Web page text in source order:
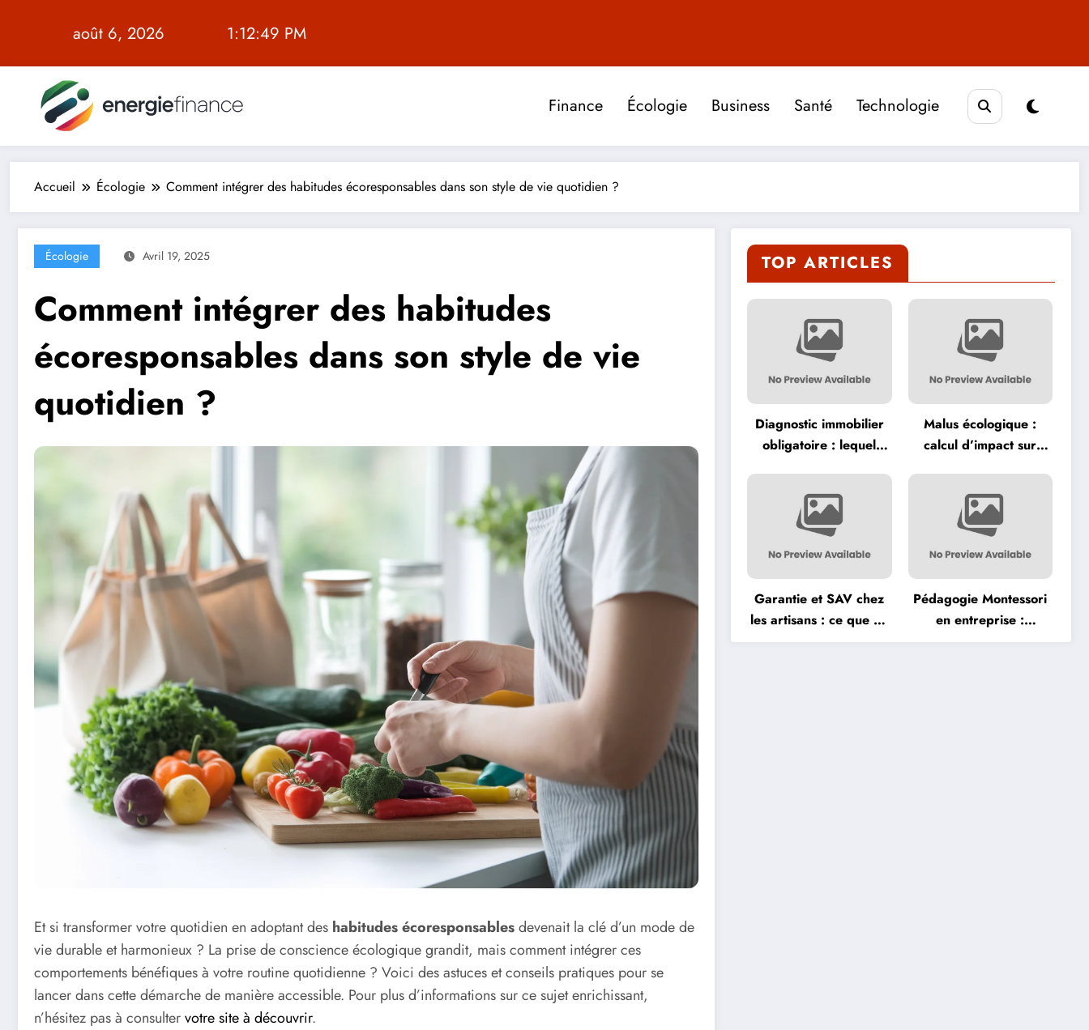
août 6, 2026 1:12:50 PM
Finance Écologie Business Santé Technologie
Accueil Écologie Comment intégrer des habitudes écoresponsables dans son style de vie quotidien ?
Écologie Avril 19, 2025
Comment intégrer des habitudes
écoresponsables dans son style de vie
quotidien ?
Et si transformer votre quotidien en adoptant des habitudes écoresponsablesdevenait la clé d’un mode de
vie durable et harmonieux ? La prise de conscience écologique grandit, mais comment intégrer ces
comportements bénéfiques à votre routine quotidienne ? Voici des astuces et conseils pratiques pour se
lancer dans cette démarche de manière accessible. Pour plus d’informations sur ce sujet enrichissant,
n’hésitez pas à consultervotre site à découvrir.
TOP ARTICLES
Diagnostic immobilier
obligatoire : lequel
Malus écologique :
calcul d’impact sur
Garantie et SAV chez
les artisans : ce que dit
vraiment la loi
Pédagogie Montessori
en entreprise :
méthodes